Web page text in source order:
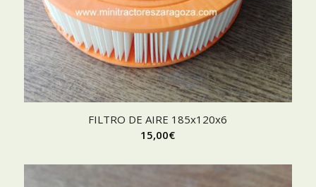
FILTRO DE AIRE 185x120x6
15,00€